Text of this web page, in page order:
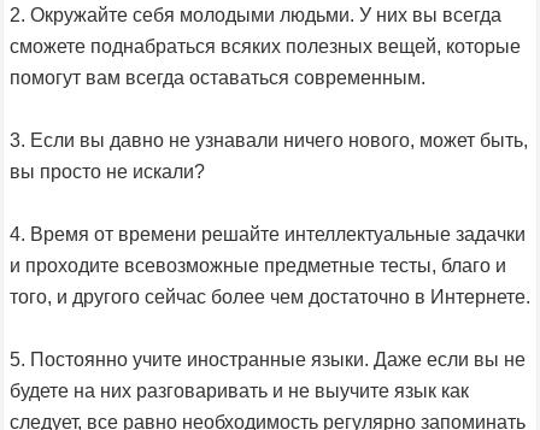
2. Окружайте себя молодыми людьми. У них вы всегда
сможете поднабраться всяких полезных вещей, которые
помогут вам всегда оставаться современным.
3. Если вы давно не узнавали ничего нового, может быть,
вы просто не искали?
4. Время от времени решайте интеллектуальные задачки
и проходите всевозможные предметные тесты, благо и
того, и другого сейчас более чем достаточно в Интернете.
5. Постоянно учите иностранные языки. Даже если вы не
будете на них разговаривать и не выучите язык как
следует, все равно необходимость регулярно запоминать